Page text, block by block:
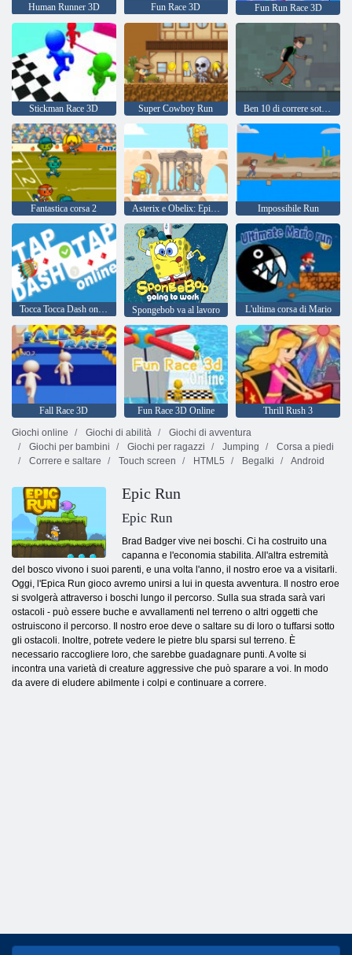
Human Runner 3D Fun Race 3D Fun Run Race 3D
Stickman Race 3D Super Cowboy Run Ben 10 di correre sotterraneo
Fantastica corsa 2 Asterix e Obelix: Epico Gaul Impossibile Run
Tocca Tocca Dash online Spongebob va al lavoro L'ultima corsa di Mario
Fall Race 3D Fun Race 3D Online
Thrill Rush 3
Giochi online
Giochi di abilità
Giochi di avventura
Giochi per bambini
Giochi per ragazzi Jumping
Corsa a piedi
Correre e saltare
Touch screen HTML5 Begalki Android
Epic Run
Epic Run
Brad Badger vive nei boschi. Ci ha costruito una
capanna e l'economia stabilita. All'altra estremità
del bosco vivono i suoi parenti, e una volta l'anno, il nostro eroe va a visitarli.
Oggi, l'Epica Run gioco avremo unirsi a lui in questa avventura. Il nostro eroe
si svolgerà attraverso i boschi lungo il percorso. Sulla sua strada sarà vari
ostacoli - può essere buche e avvallamenti nel terreno o altri oggetti che
ostruiscono il percorso. Il nostro eroe deve o saltare su di loro o tuffarsi sotto
gli ostacoli. Inoltre, potrete vedere le pietre blu sparsi sul terreno. È
necessario raccogliere loro, che sarebbe guadagnare punti. A volte si
incontra una varietà di creature aggressive che può sparare a voi. In modo
da avere di eludere abilmente i colpi e continuare a correre.